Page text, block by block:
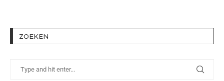
ZOEKEN